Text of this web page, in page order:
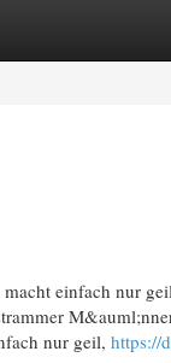
einfach nur
nur geil, https://